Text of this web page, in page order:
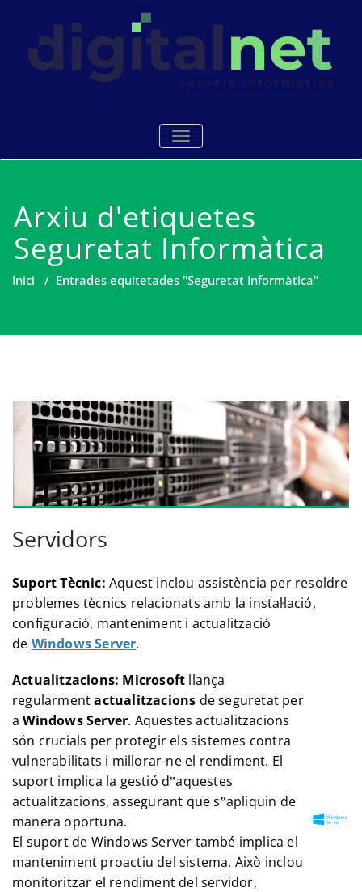
Digitalnet
TOGGLE NAVIGATION
Arxiu d'etiquetes
Seguretat Informàtica
Inici / Entrades equitetades "Seguretat Informàtica"
Servidors
Suport Tècnic: Aquest inclou assistència per resoldre
problemes tècnics relacionats amb la instal·lació,
configuració, manteniment i actualització
de Windows Server.
Actualitzacions: Microsoft llança
regularmentactualitzacions de seguretat per
aWindows Server. Aquestes actualitzacions
són crucials per protegir els sistemes contra
vulnerabilitats i millorar-ne el rendiment. El
suport implica la gestió d‟aquestes
actualitzacions, assegurant que s‟apliquin de
manera oportuna.
El suport de Windows Server també implica el
manteniment proactiu del sistema. Això inclou
monitoritzar el rendiment del servidor,